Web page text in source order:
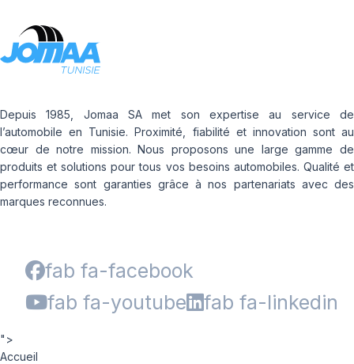
Depuis 1985, Jomaa SA met son expertise au service de
l’automobile en Tunisie. Proximité, fiabilité et innovation sont au
cœur de notre mission. Nous proposons une large gamme de
produits et solutions pour tous vos besoins automobiles. Qualité et
performance sont garanties grâce à nos partenariats avec des
marques reconnues.
fab fa-facebook
fab fa-youtube
fab fa-linkedin
">
Accueil